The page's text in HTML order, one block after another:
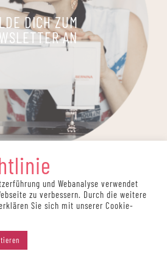
DICH ZUM
AN
und Webanalyse verwendet
zu verbessern. Durch die weitere
Sie sich mit unserer Cookie-